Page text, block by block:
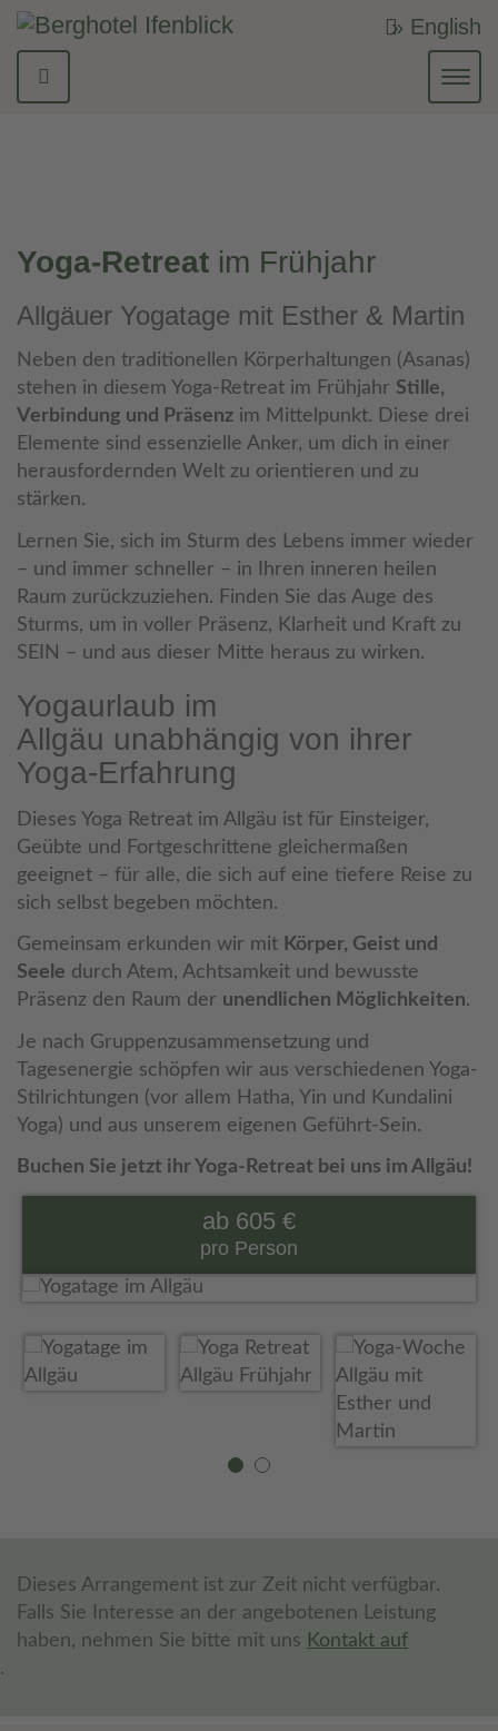
» English
Yoga-Retreat im Frühjahr
Allgäuer Yogatage mit Esther & Martin
Neben den traditionellen Körperhaltungen (Asanas)
stehen in diesem Yoga-Retreat im Frühjahr Stille,
Verbindung und Präsenz im Mittelpunkt. Diese drei
Elemente sind essenzielle Anker, um dich in einer
herausfordernden Welt zu orientieren und zu
stärken.
Lernen Sie, sich im Sturm des Lebens immer wieder
– und immer schneller – in Ihren inneren heilen
Raum zurückzuziehen. Finden Sie das Auge des
Sturms, um in voller Präsenz, Klarheit und Kraft zu
SEIN – und aus dieser Mitte heraus zu wirken.
Yogaurlaub im
Allgäu unabhängig von ihrer
Yoga-Erfahrung
Dieses Yoga Retreat im Allgäu ist für Einsteiger,
Geübte und Fortgeschrittene gleichermaßen
geeignet – für alle, die sich auf eine tiefere Reise zu
sich selbst begeben möchten.
Gemeinsam erkunden wir mit Körper, Geist und
Seele durch Atem, Achtsamkeit und bewusste
Präsenz den Raum der unendlichen Möglichkeiten.
Je nach Gruppenzusammensetzung und
Tagesenergie schöpfen wir aus verschiedenen Yoga-
Stilrichtungen (vor allem Hatha, Yin und Kundalini
Yoga) und aus unserem eigenen Geführt-Sein.
Buchen Sie jetzt ihr Yoga-Retreat bei uns im Allgäu!
ab 605 €
pro Person
Dieses Arrangement ist zur Zeit nicht verfügbar.
Falls Sie Interesse an der angebotenen Leistung
haben, nehmen Sie bitte mit uns Kontakt auf
.